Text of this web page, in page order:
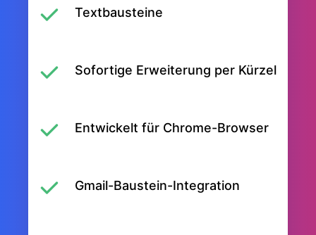
Textbausteine
Sofortige Erweiterung per Kürzel
Entwickelt für Chrome-Browser
Gmail-Baustein-Integration